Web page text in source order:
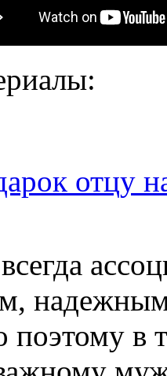
отцу
поэтому в